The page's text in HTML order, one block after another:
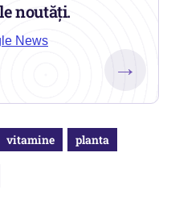
noutăți.
News
→
vitamine planta